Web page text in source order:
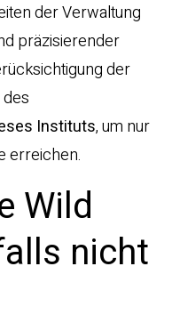
der Verwaltung
präzisierender
der
des
Instituts, um nur
erreichen.
Wild
nicht